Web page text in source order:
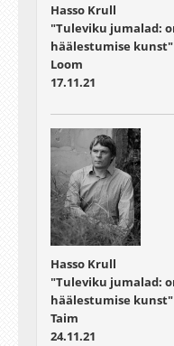
Hasso Krull
"Tuleviku jumalad:
häälestumise kunst"
Loom
17.11.21
Hasso Krull
"Tuleviku jumalad:
häälestumise kunst"
Taim
24.11.21